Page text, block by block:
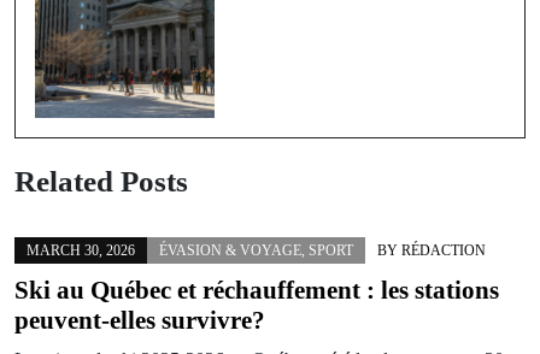
Related Posts
MARCH 30, 2026 ÉVASION & VOYAGE SPORT BY RÉDACTION
Ski au Québec et réchauffement : les stations
peuvent-elles survivre?